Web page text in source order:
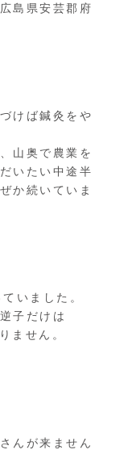
島県安芸郡府
けば鍼灸をや
山奥で農業を
いたい中途半
か続いていま
いました。
子だけは
ません。
んが来ません